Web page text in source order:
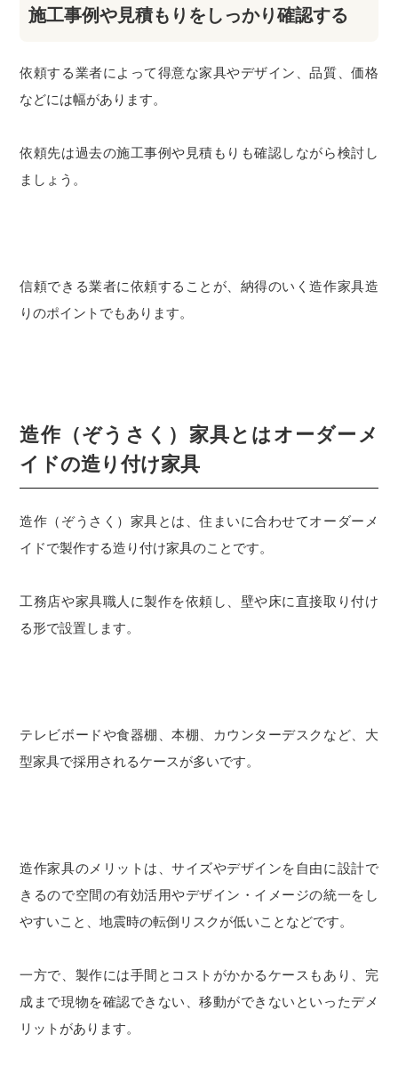
施工事例や見積もりをしっかり確認する
依頼する業者によって得意な家具やデザイン、品質、価格
などには幅があります。
依頼先は過去の施工事例や見積もりも確認しながら検討し
ましょう。
信頼できる業者に依頼することが、納得のいく造作家具造
りのポイントでもあります。
造作（ぞうさく）家具とはオーダーメ
イドの造り付け家具
造作（ぞうさく）家具とは、住まいに合わせてオーダーメ
イドで製作する造り付け家具のことです。
工務店や家具職人に製作を依頼し、壁や床に直接取り付け
る形で設置します。
テレビボードや食器棚、本棚、カウンターデスクなど、大
型家具で採用されるケースが多いです。
造作家具のメリットは、サイズやデザインを自由に設計で
きるので空間の有効活用やデザイン・イメージの統一をし
やすいこと、地震時の転倒リスクが低いことなどです。
一方で、製作には手間とコストがかかるケースもあり、完
成まで現物を確認できない、移動ができないといったデメ
リットがあります。